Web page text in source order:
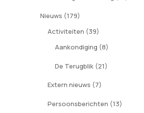
Nieuws (179)
Activiteiten (39)
Aankondiging (8)
De Terugblik (21)
Extern nieuws (7)
Persoonsberichten (13)